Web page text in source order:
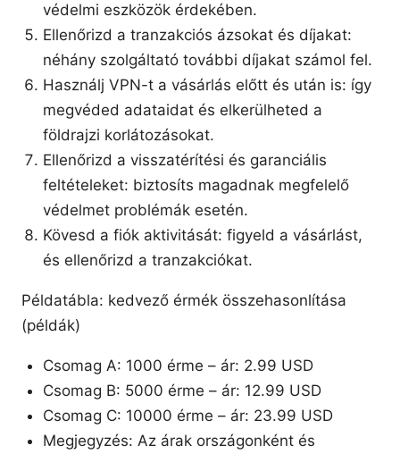
védelmi eszközök érdekében.
Ellenőrizd a tranzakciós ázsokat és díjakat:
néhány szolgáltató további díjakat számol fel.
Használj VPN-t a vásárlás előtt és után is: így
megvéded adataidat és elkerülheted a
földrajzi korlátozásokat.
Ellenőrizd a visszatérítési és garanciális
feltételeket: biztosíts magadnak megfelelő
védelmet problémák esetén.
Kövesd a fiók aktivitását: figyeld a vásárlást,
és ellenőrizd a tranzakciókat.
Példatábla: kedvező érmék összehasonlítása
(példák)
Csomag A: 1000 érme – ár: 2.99 USD
Csomag B: 5000 érme – ár: 12.99 USD
Csomag C: 10000 érme – ár: 23.99 USD
Megjegyzés: Az árak országonként és